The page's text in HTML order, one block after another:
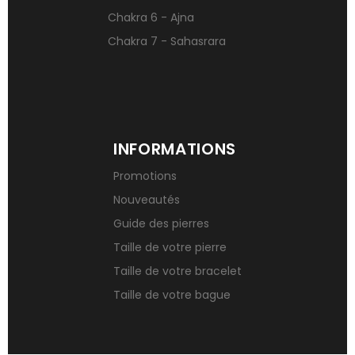
Chakra 6 - Ajna
Chakra 7 - Sahasrara
INFORMATIONS
Promotions
Nouveautés
Guide des pierres
Taille de votre pierre
Taille de votre bracelet
Taille de votre bague